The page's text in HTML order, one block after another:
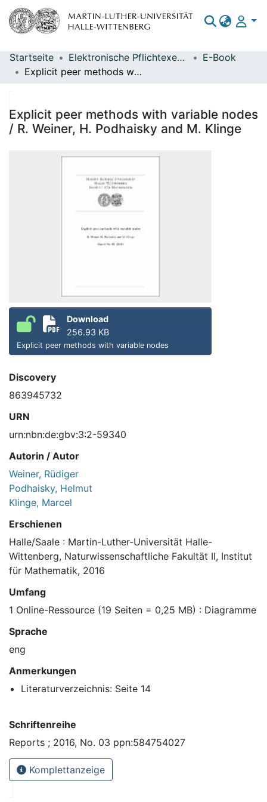
Bereiche & Sammlungen
Statistiken
Startseite Elektronische Pflichtexemplare
E-Book
Explicit peer methods with variable nodes / R. Weiner, H. Podhaisky and M. Klinge
Explicit peer methods with variable nodes
/ R. Weiner, H. Podhaisky and M. Klinge
Download
256.93 KB
Explicit peer methods with variable nodes
Discovery
863945732
URN
urn:nbn:de:gbv:3:2-59340
Autorin / Autor
Weiner, Rüdiger
Podhaisky, Helmut
Klinge, Marcel
Erschienen
Halle/Saale : Martin-Luther-Universität Halle-
Wittenberg, Naturwissenschaftliche Fakultät II, Institut
für Mathematik, 2016
Umfang
1 Online-Ressource (19 Seiten = 0,25 MB) : Diagramme
Sprache
eng
Anmerkungen
Literaturverzeichnis: Seite 14
Schriftenreihe
Reports ; 2016, No. 03 ppn:584754027
Komplettanzeige